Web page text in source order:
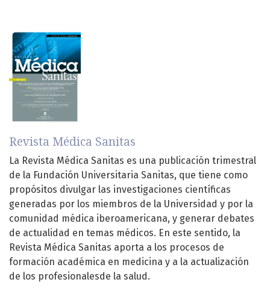
Revista Médica Sanitas
La Revista Médica Sanitas es una publicación trimestral
de la Fundación Universitaria Sanitas, que tiene como
propósitos divulgar las investigaciones científicas
generadas por los miembros de la Universidad y por la
comunidad médica iberoamericana, y generar debates
de actualidad en temas médicos. En este sentido, la
Revista Médica Sanitas aporta a los procesos de
formación académica en medicina y a la actualización
de los profesionalesde la salud.